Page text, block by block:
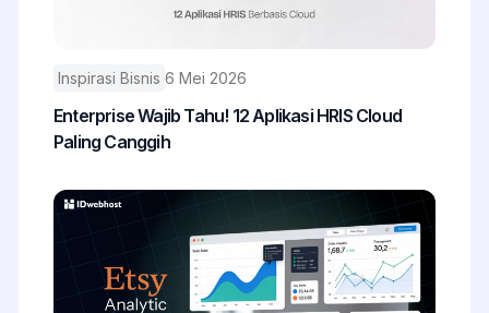
Inspirasi Bisnis 6 Mei 2026
Enterprise Wajib Tahu! 12 Aplikasi HRIS Cloud
Paling Canggih